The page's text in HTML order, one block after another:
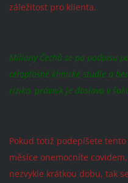
záležitost pro klienta.
Miliony Čechů se po podpisu
celoplošné klinické studie a
rizika, právník je doslova v
Pokud totiž podepíšete
měsíce onemocníte
nezvykle krátkou dobu, tak